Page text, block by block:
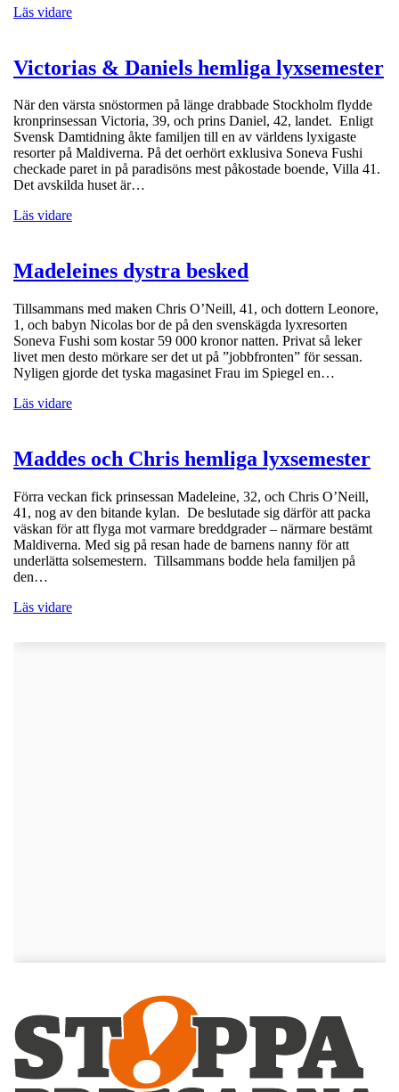
Läs vidare
Victorias & Daniels hemliga lyxsemester
När den värsta snöstormen på länge drabbade Stockholm flydde
kronprinsessan Victoria, 39, och prins Daniel, 42, landet. Enligt
Svensk Damtidning åkte familjen till en av världens lyxigaste
resorter på Maldiverna. På det oerhört exklusiva Soneva Fushi
checkade paret in på paradisöns mest påkostade boende, Villa 41.
Det avskilda huset är…
Läs vidare
Madeleines dystra besked
Tillsammans med maken Chris O’Neill, 41, och dottern Leonore,
1, och babyn Nicolas bor de på den svenskägda lyxresorten
Soneva Fushi som kostar 59 000 kronor natten. Privat så leker
livet men desto mörkare ser det ut på ”jobbfronten” för sessan.
Nyligen gjorde det tyska magasinet Frau im Spiegel en…
Läs vidare
Maddes och Chris hemliga lyxsemester
Förra veckan fick prinsessan Madeleine, 32, och Chris O’Neill,
41, nog av den bitande kylan. De beslutade sig därför att packa
väskan för att flyga mot varmare breddgrader – närmare bestämt
Maldiverna. Med sig på resan hade de barnens nanny för att
underlätta solsemestern. Tillsammans bodde hela familjen på
den…
Läs vidare